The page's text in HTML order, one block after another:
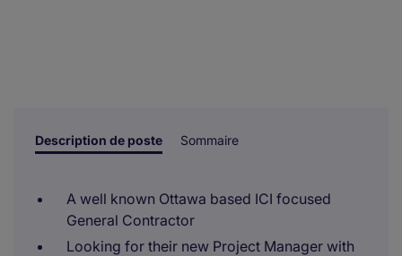
Description de poste Sommaire
A well known Ottawa based ICI focused
General Contractor
Looking for their new Project Manager with